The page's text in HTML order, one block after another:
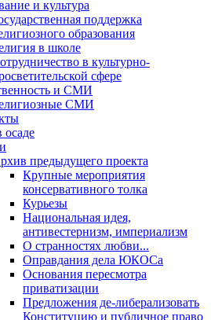
и культура
поддержка
образования
в школе
в культурно-
сфере
и СМИ
СМИ
осаде
предыдущего проекта
Крупные мероприятия
консервативного толка
Курьезы
Национальная идея,
антивестернизм, империализм
О странностях любви...
Оправдания дела ЮКОСа
Основания пересмотра
приватизации
Предложения де-либерализовать
Конституцию и публичное право